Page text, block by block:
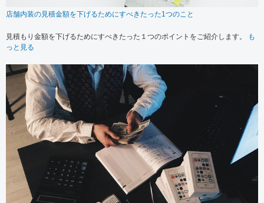
店舗内装の見積金額を下げるためにすべきたった1つのこと
見積もり金額を下げるためにすべきたった１つのポイントをご紹介します。
も
っと見る